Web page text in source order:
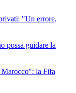
"Un errore,
possa guidare la
la Fifa